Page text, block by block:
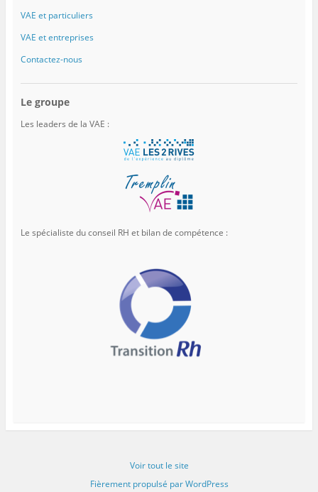
VAE et particuliers
VAE et entreprises
Contactez-nous
Le groupe
Les leaders de la VAE :
Le spécialiste du conseil RH et bilan de compétence :
Voir tout le site
Fièrement propulsé par WordPress